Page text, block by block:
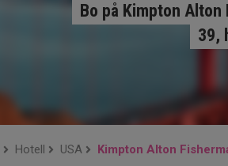
Bo på Kimpton
39,
Hotell USA Kimpton Alton